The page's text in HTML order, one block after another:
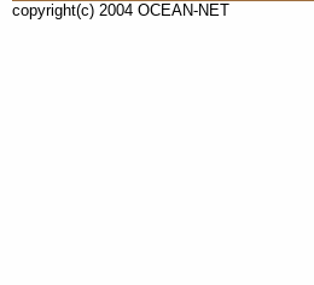
copyright(c) 2004 OCEAN-NET